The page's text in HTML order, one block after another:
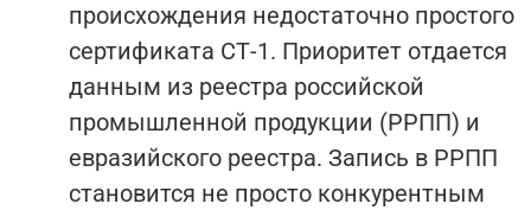
происхождения недостаточно простого
сертификата СТ-1. Приоритет отдается
данным из реестра российской
промышленной продукции (РРПП) и
евразийского реестра. Запись в РРПП
становится не просто конкурентным